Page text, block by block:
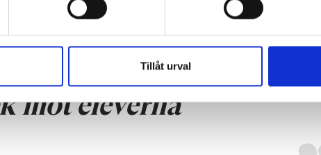
Tillåt urval
får både elever och lärare stora problem senare
mot eleverna